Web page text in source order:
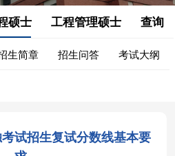
硕士
生简章 招生问答 考试大纲
工程管理硕士 查询
试招生复试分数线基本要